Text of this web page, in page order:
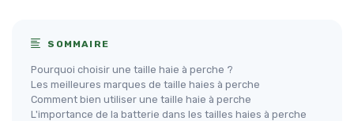
SOMMAIRE
Pourquoi choisir une taille haie à perche ?
Les meilleures marques de taille haies à perche
Comment bien utiliser une taille haie à perche
L'importance de la batterie dans les tailles haies à perche